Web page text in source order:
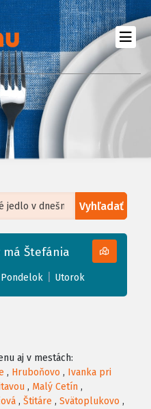
Vyhľadať
ofHumanitarian OpenStreetMap
má Štefánia
Pondelok Utorok
aj v mestách:
, Hruboňovo , Ivanka pri
, Malý Cetín ,
, Štitáre , Svätoplukovo ,